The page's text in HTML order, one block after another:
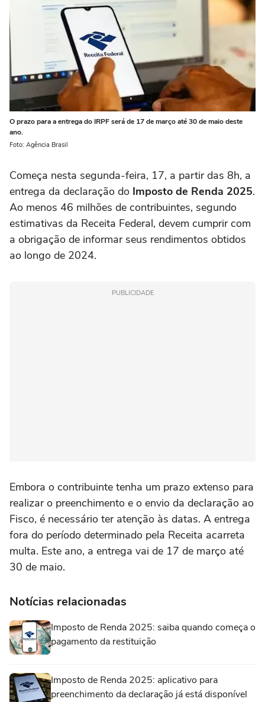
O prazo para a entrega do IRPF será de 17 de março até 30 de maio deste
ano.
Foto: Agência Brasil
Começa nesta segunda-feira, 17, a partir das 8h, a
entrega da declaração do Imposto de Renda 2025.
Ao menos 46 milhões de contribuintes, segundo
estimativas da Receita Federal, devem cumprir com
a obrigação de informar seus rendimentos obtidos
ao longo de 2024.
PUBLICIDADE
Embora o contribuinte tenha um prazo extenso para
realizar o preenchimento e o envio da declaração ao
Fisco, é necessário ter atenção às datas. A entrega
fora do período determinado pela Receita acarreta
multa. Este ano, a entrega vai de 17 de março até
30 de maio.
Notícias relacionadas
Imposto de Renda 2025: saiba quando começa o
pagamento da restituição
Imposto de Renda 2025: aplicativo para
preenchimento da declaração já está disponível